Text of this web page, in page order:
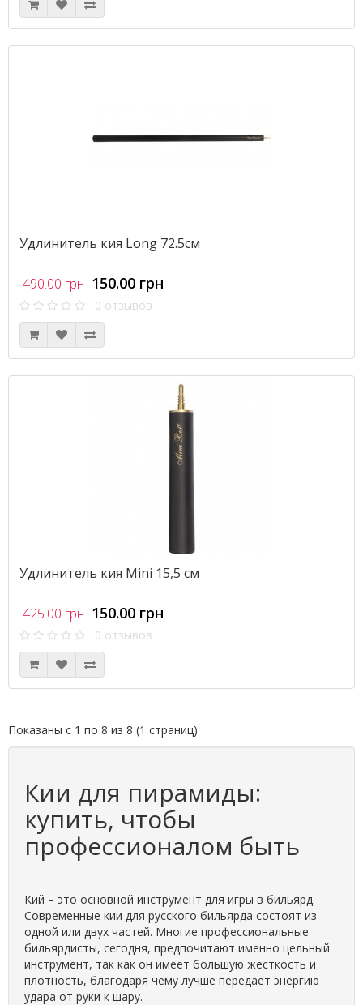
Удлинитель кия Long 72.5см
490.00 грн 150.00 грн
0 отзывов
Удлинитель кия Mini 15,5 см
425.00 грн 150.00 грн
0 отзывов
Показаны с 1 по 8 из 8 (1 страниц)
Кии для пирамиды:
купить, чтобы
профессионалом быть
Кий – это основной инструмент для игры в бильярд.
Современные кии для русского бильярда состоят из
одной или двух частей. Многие профессиональные
бильярдисты, сегодня, предпочитают именно цельный
инструмент, так как он имеет большую жесткость и
плотность, благодаря чему лучше передает энергию
удара от руки к шару.